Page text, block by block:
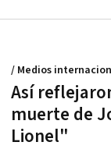
Así
muerte de
Lionel"
/ Medios